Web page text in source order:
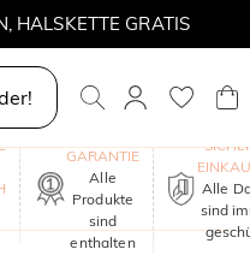
HALSKETTE GRATIS
GARANTIE
Alle
Produkte
sind
enthalten
Alle
sind